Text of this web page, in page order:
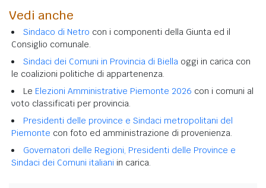
Vedi anche
Sindaco di Netro con i componenti della Giunta ed il
Consiglio comunale.
Sindaci dei Comuni in Provincia di Biella oggi in carica con
le coalizioni politiche di appartenenza.
Le Elezioni Amministrative Piemonte 2026 con i comuni al
voto classificati per provincia.
Presidenti delle province e Sindaci metropolitani del
Piemonte con foto ed amministrazione di provenienza.
Governatori delle Regioni, Presidenti delle Province e
Sindaci dei Comuni italiani in carica.